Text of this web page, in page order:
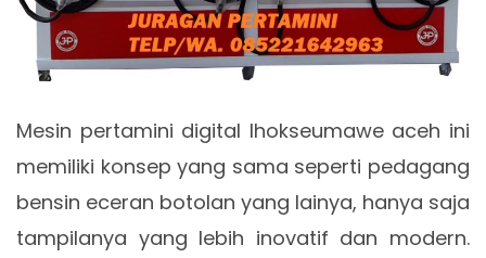
Mesin pertamini digital lhokseumawe aceh ini
memiliki konsep yang sama seperti pedagang
bensin eceran botolan yang lainya, hanya saja
tampilanya yang lebih inovatif dan modern.